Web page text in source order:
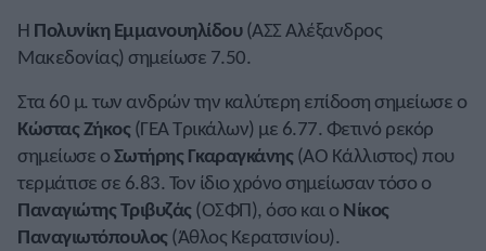
Η Πολυνίκη Εμμανουηλίδου(ΑΣΣ Αλέξανδρος
Μακεδονίας) σημείωσε 7.50.
Στα 60 μ. των ανδρών την καλύτερη επίδοση σημείωσε ο
Κώστας Ζήκος(ΓΕΑ Τρικάλων) με 6.77. Φετινό ρεκόρ
σημείωσε οΣωτήρης Γκαραγκάνης(ΑΟ Κάλλιστος) που
τερμάτισε σε 6.83. Τον ίδιο χρόνο σημείωσαν τόσο ο
Παναγιώτης Τριβυζάς(ΟΣΦΠ), όσο και ο Νίκος
Παναγιωτόπουλος(Άθλος Κερατσινίου).